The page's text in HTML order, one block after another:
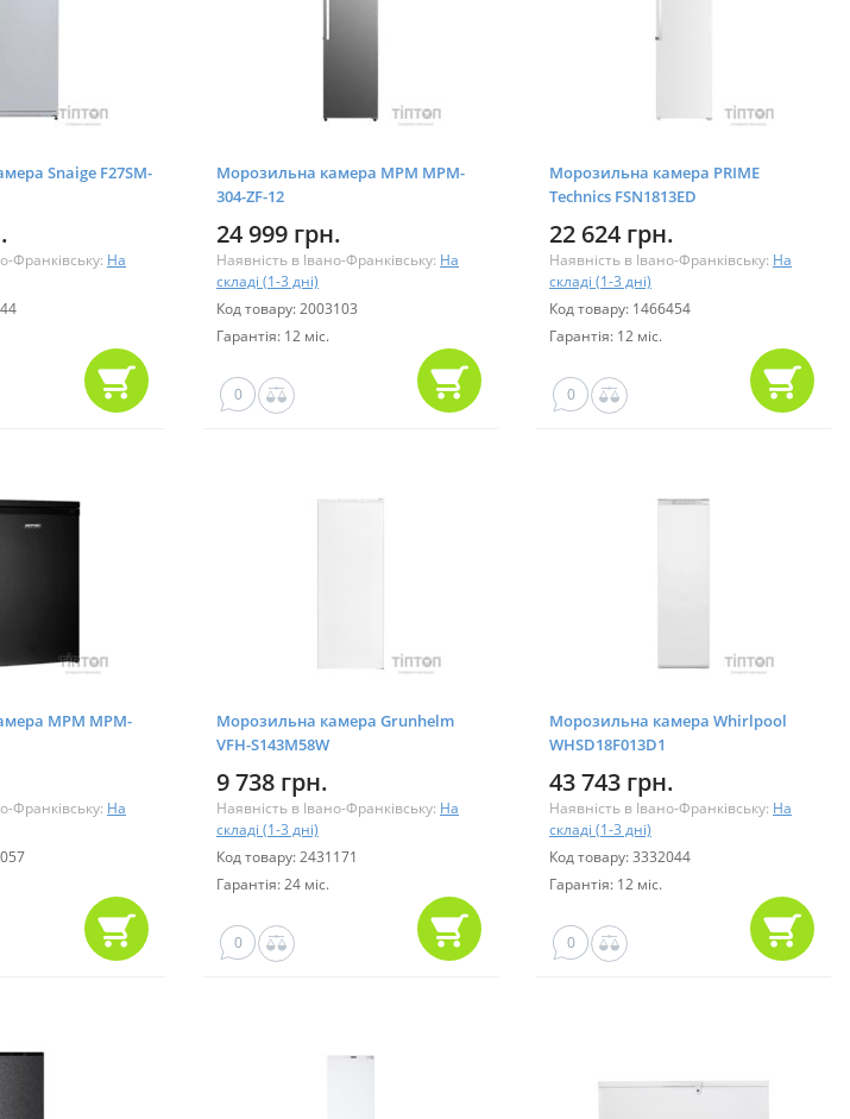
Snaige F27SM-
Франківську: На
Морозильна камера MPM MPM-
304-ZF-12
24 999 грн.
Наявність в Івано-Франківську: На
складі (1-3 дні)
Код товару: 2003103
Гарантія: 12 міс.
0
Морозильна камера PRIME
Technics FSN1813ED
22 624 грн.
Наявність в Івано-Франківську: На
складі (1-3 дні)
Код товару: 1466454
Гарантія: 12 міс.
0
MPM MPM-
Франківську: На
Морозильна камера Grunhelm
VFH-S143M58W
9 738 грн.
Наявність в Івано-Франківську: На
складі (1-3 дні)
Код товару: 2431171
Гарантія: 24 міс.
0
Морозильна камера Whirlpool
WHSD18F013D1
43 743 грн.
Наявність в Івано-Франківську: На
складі (1-3 дні)
Код товару: 3332044
Гарантія: 12 міс.
0